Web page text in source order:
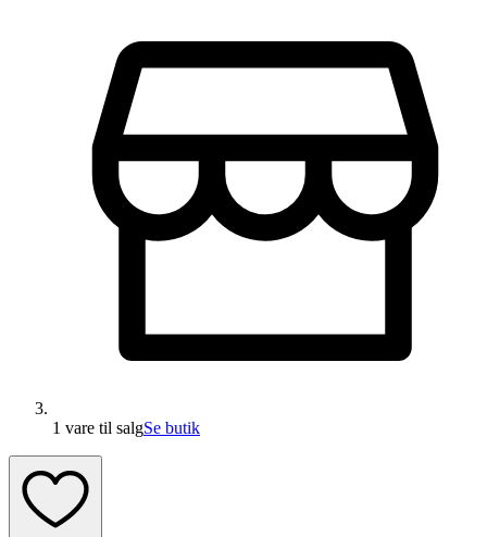
1 vare til salgSe butik